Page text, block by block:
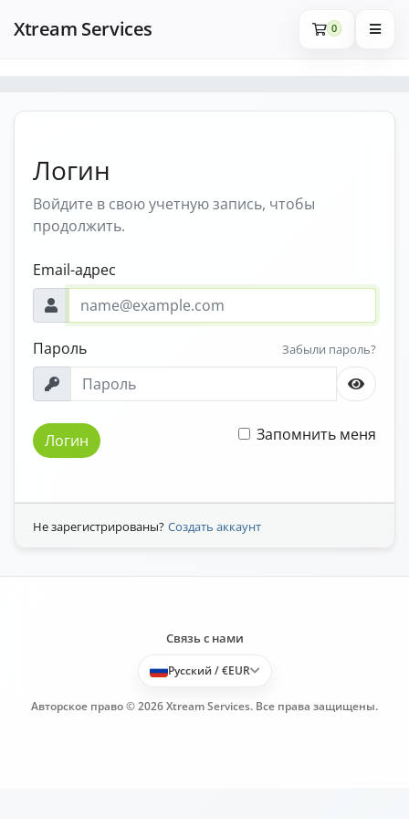
Xtream Services 0
Логин
Войдите в свою учетную запись, чтобы
продолжить.
Email-адрес
Пароль Забыли пароль?
Логин Запомнить меня
Не зарегистрированы? Создать аккаунт
Связь с нами
Русский / €EUR
Авторское право © 2026 Xtream Services. Все права защищены.